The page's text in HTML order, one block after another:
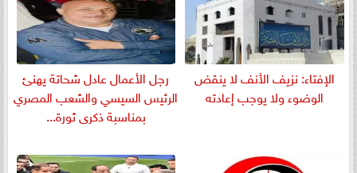
الإفتاء: نزيف الأنف لا ينقض
الوضوء ولا يوجب إعادته
رجل الأعمال عادل شحاتة يهنئ
الرئيس السيسي والشعب المصري
بمناسبة ذكرى ثورة...